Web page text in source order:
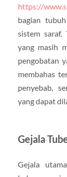
https://
bagian
sistem saraf.
yang masih
pengobatan
membahas
penyebab,
yang dapat
Gejala
Gejala